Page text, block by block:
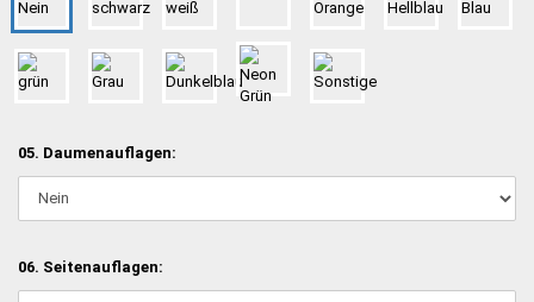
05. Daumenauflagen:
06. Seitenauflagen: